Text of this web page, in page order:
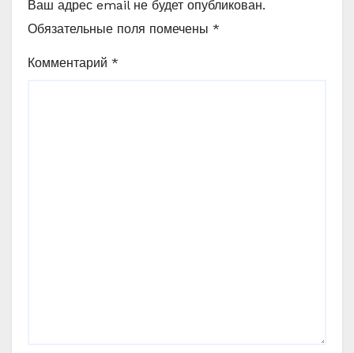
Ваш адрес email не будет опубликован.
Обязательные поля помечены *
Комментарий *